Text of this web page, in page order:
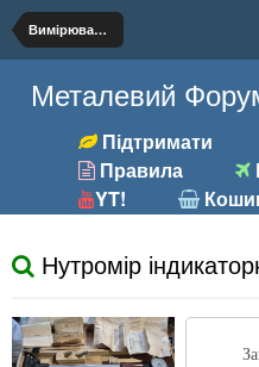
Вимірювальний інструмент
Металевий
Підтримати
Правила
YT!
Нутромір